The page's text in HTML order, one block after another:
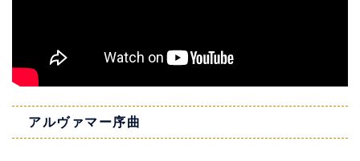
アルヴァマー序曲